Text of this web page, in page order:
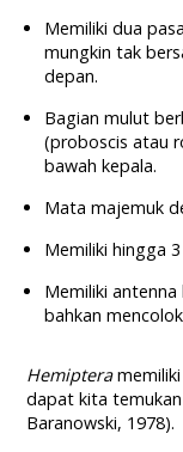
Memiliki dua
mungkin tak
depan.
Bagian mulut
(proboscis atau
bawah kepala.
Mata majemuk
Memiliki hingga
Memiliki
bahkan
Hemiptera
dapat kita
Baranowski, 1978).